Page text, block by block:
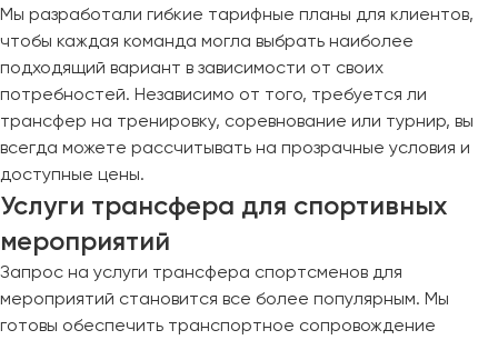
Мы разработали гибкие тарифные планы для клиентов,
чтобы каждая команда могла выбрать наиболее
подходящий вариант в зависимости от своих
потребностей. Независимо от того, требуется ли
трансфер на тренировку, соревнование или турнир, вы
всегда можете рассчитывать на прозрачные условия и
доступные цены.
Услуги трансфера для спортивных
мероприятий
Запрос на услуги трансфера спортсменов для
мероприятий становится все более популярным. Мы
готовы обеспечить транспортное сопровождение